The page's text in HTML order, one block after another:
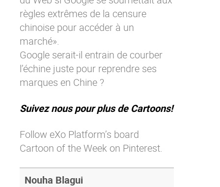
règles extrêmes de la censure
chinoise pour accéder à un
marché».
Google serait-il entrain de courber
l’échine juste pour reprendre ses
marques en Chine ?
Suivez nous pour plus de Cartoons!
Follow eXo Platform’s board
Cartoon of the Week on Pinterest.
Nouha Blagui